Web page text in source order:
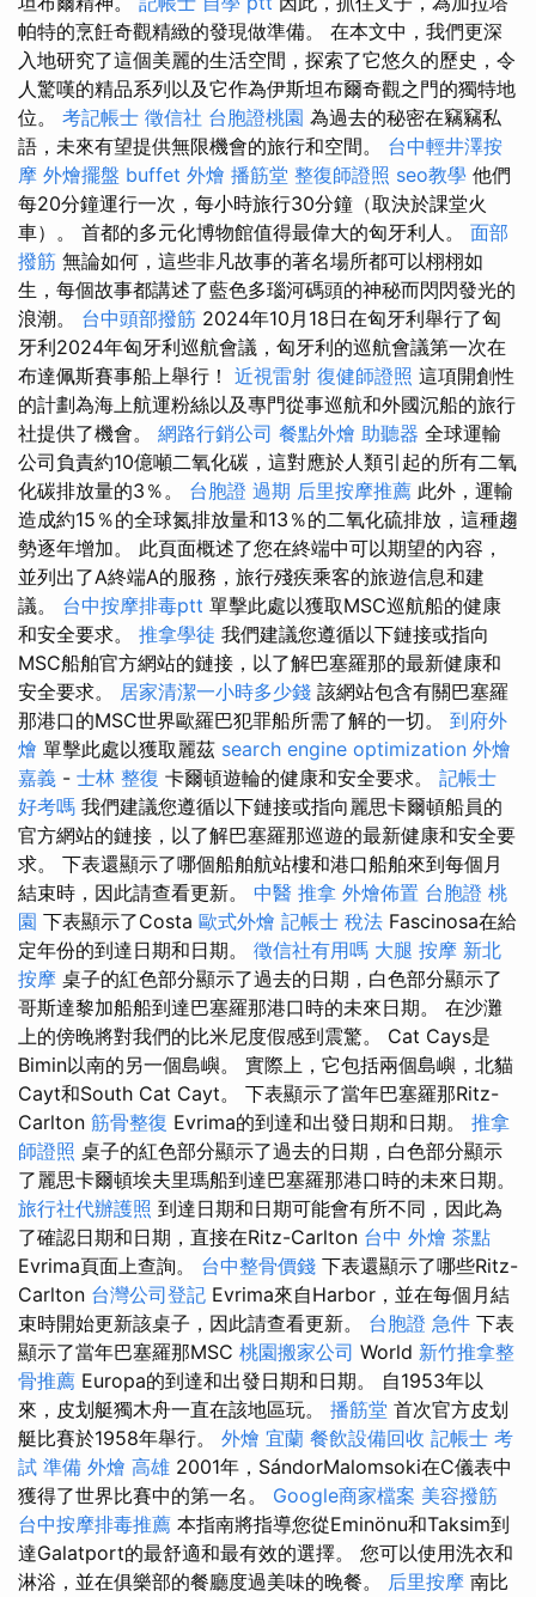
帕特的烹飪奇觀精緻的發現做準備。 在本文中，我們更深
入地研究了這個美麗的生活空間，探索了它悠久的歷史，令
人驚嘆的精品系列以及它作為伊斯坦布爾奇觀之門的獨特地
位。 考記帳士 徵信社 台胞證桃園 為過去的秘密在竊竊私
語，未來有望提供無限機會的旅行和空間。 台中輕井澤按
摩 外燴擺盤 buffet 外燴 播筋堂 整復師證照 seo教學 他們
每20分鐘運行一次，每小時旅行30分鐘（取決於課堂火
車）。 首都的多元化博物館值得最偉大的匈牙利人。 面部
撥筋 無論如何，這些非凡故事的著名場所都可以栩栩如
生，每個故事都講述了藍色多瑙河碼頭的神秘而閃閃發光的
浪潮。 台中頭部撥筋 2024年10月18日在匈牙利舉行了匈
牙利2024年匈牙利巡航會議，匈牙利的巡航會議第一次在
布達佩斯賽事船上舉行！ 近視雷射 復健師證照 這項開創性
的計劃為海上航運粉絲以及專門從事巡航和外國沉船的旅行
社提供了機會。 網路行銷公司 餐點外燴 助聽器 全球運輸
公司負責約10億噸二氧化碳，這對應於人類引起的所有二氧
化碳排放量的3％。 台胞證 過期 后里按摩推薦 此外，運輸
造成約15％的全球氮排放量和13％的二氧化硫排放，這種趨
勢逐年增加。 此頁面概述了您在終端中可以期望的內容，
並列出了A終端A的服務，旅行殘疾乘客的旅遊信息和建
議。 台中按摩排毒ptt 單擊此處以獲取MSC巡航船的健康
和安全要求。 推拿學徒 我們建議您遵循以下鏈接或指向
MSC船舶官方網站的鏈接，以了解巴塞羅那的最新健康和
安全要求。 居家清潔一小時多少錢 該網站包含有關巴塞羅
那港口的MSC世界歐羅巴犯罪船所需了解的一切。 到府外
燴 單擊此處以獲取麗茲 search engine optimization 外燴
嘉義 - 士林 整復 卡爾頓遊輪的健康和安全要求。 記帳士
好考嗎 我們建議您遵循以下鏈接或指向麗思卡爾頓船員的
官方網站的鏈接，以了解巴塞羅那巡遊的最新健康和安全要
求。 下表還顯示了哪個船舶航站樓和港口船舶來到每個月
結束時，因此請查看更新。 中醫 推拿 外燴佈置 台胞證 桃
園 下表顯示了Costa 歐式外燴 記帳士 稅法 Fascinosa在給
定年份的到達日期和日期。 徵信社有用嗎 大腿 按摩 新北
按摩 桌子的紅色部分顯示了過去的日期，白色部分顯示了
哥斯達黎加船船到達巴塞羅那港口時的未來日期。 在沙灘
上的傍晚將對我們的比米尼度假感到震驚。 Cat Cays是
Bimin以南的另一個島嶼。 實際上，它包括兩個島嶼，北貓
Cayt和South Cat Cayt。 下表顯示了當年巴塞羅那Ritz-
Carlton 筋骨整復 Evrima的到達和出發日期和日期。 推拿
師證照 桌子的紅色部分顯示了過去的日期，白色部分顯示
了麗思卡爾頓埃夫里瑪船到達巴塞羅那港口時的未來日期。
旅行社代辦護照 到達日期和日期可能會有所不同，因此為
了確認日期和日期，直接在Ritz-Carlton 台中 外燴 茶點
Evrima頁面上查詢。 台中整骨價錢 下表還顯示了哪些Ritz-
Carlton 台灣公司登記 Evrima來自Harbor，並在每個月結
束時開始更新該桌子，因此請查看更新。 台胞證 急件 下表
顯示了當年巴塞羅那MSC 桃園搬家公司 World 新竹推拿整
骨推薦 Europa的到達和出發日期和日期。 自1953年以
來，皮划艇獨木舟一直在該地區玩。 播筋堂 首次官方皮划
艇比賽於1958年舉行。 外燴 宜蘭 餐飲設備回收 記帳士 考
試 準備 外燴 高雄 2001年，SándorMalomsoki在C儀表中
獲得了世界比賽中的第一名。 Google商家檔案 美容撥筋
台中按摩排毒推薦 本指南將指導您從Eminönu和Taksim到
達Galatport的最舒適和最有效的選擇。 您可以使用洗衣和
淋浴，並在俱樂部的餐廳度過美味的晚餐。 后里按摩 南比